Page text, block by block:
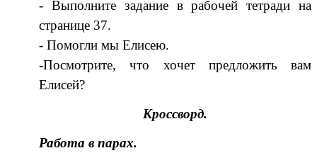
- Выполните задание в рабочей тетради на
странице 37.
- Помогли мы Елисею.
-Посмотрите, что хочет предложить вам
Елисей?
Кроссворд.
Работа в парах.